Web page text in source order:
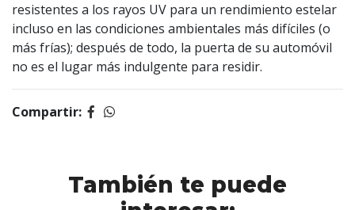
resistentes a los rayos UV para un rendimiento estelar
incluso en las condiciones ambientales más difíciles (o
más frías); después de todo, la puerta de su automóvil
no es el lugar más indulgente para residir.
Compartir:
También te puede